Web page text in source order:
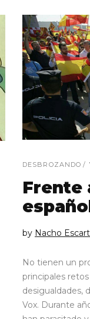
DESBROZANDO
Frente
by Nacho
No tienen un
principales
desigualdades,
Vox. Durante